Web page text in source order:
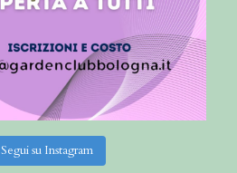
Segui su Instagram